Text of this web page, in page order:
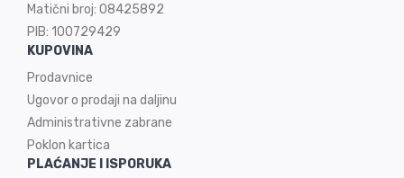
Matični broj: 08425892
PIB: 100729429
KUPOVINA
Prodavnice
Ugovor o prodaji na daljinu
Administrativne zabrane
Poklon kartica
PLAĆANJE I ISPORUKA